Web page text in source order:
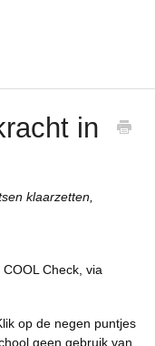
in
klaarzetten,
Check, via
op de negen puntjes
geen gebruik van